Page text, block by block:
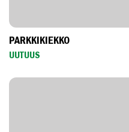
PARKKIKIEKKO
UUTUUS